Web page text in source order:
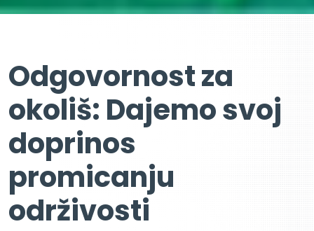
Odgovornost za
okoliš: Dajemo svoj
doprinos
promicanju
održivosti